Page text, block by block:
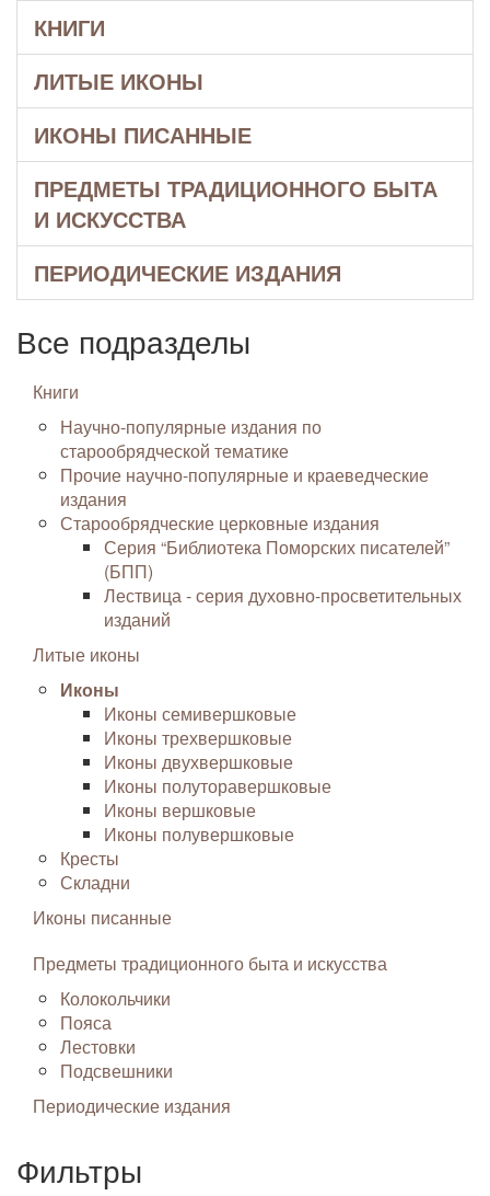
КНИГИ
ЛИТЫЕ ИКОНЫ
ИКОНЫ ПИСАННЫЕ
ПРЕДМЕТЫ ТРАДИЦИОННОГО БЫТА
И ИСКУССТВА
ПЕРИОДИЧЕСКИЕ ИЗДАНИЯ
Все подразделы
Книги
Научно-популярные издания по
старообрядческой тематике
Прочие научно-популярные и краеведческие
издания
Старообрядческие церковные издания
Серия “Библиотека Поморских писателей”
(БПП)
Лествица - серия духовно-просветительных
изданий
Литые иконы
Иконы
Иконы семивершковые
Иконы трехвершковые
Иконы двухвершковые
Иконы полуторавершковые
Иконы вершковые
Иконы полувершковые
Кресты
Складни
Иконы писанные
Предметы традиционного быта и искусства
Колокольчики
Пояса
Лестовки
Подсвешники
Периодические издания
Фильтры